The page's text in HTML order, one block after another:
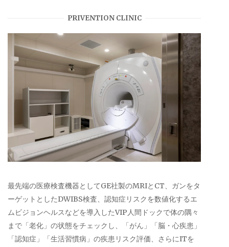
PRIVENTION CLINIC
最先端の医療検査機器としてGE社製のMRIとCT、ガンをタ
ーゲットとしたDWIBS検査、認知症リスクを数値化するエ
ムビジョンヘルスなどを導入したVIP人間ドックで体の隅々
まで「老化」の状態をチェックし、「がん」「脳・心疾患」
「認知症」「生活習慣病」の疾患リスク評価、さらにITを